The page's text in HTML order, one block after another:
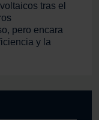
tras el
pero encara
y la